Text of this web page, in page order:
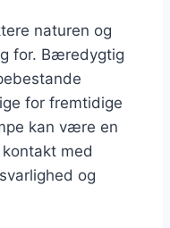
naturen og
for. Bæredygtig
for fremtidige
kan være en
med
og